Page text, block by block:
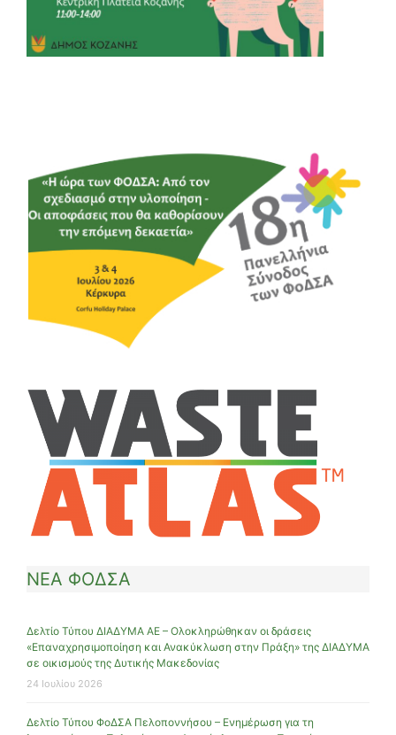
ΝΕΑ ΦΟΔΣΑ
Δελτίο Τύπου ΔΙΑΔΥΜΑ ΑΕ – Ολοκληρώθηκαν οι δράσεις
«Επαναχρησιμοποίηση και Ανακύκλωση στην Πράξη» της ΔΙΑΔΥΜΑ
σε οικισμούς της Δυτικής Μακεδονίας
24 Ιουλίου 2026
Δελτίο Τύπου ΦοΔΣΑ Πελοποννήσου – Ενημέρωση για τη